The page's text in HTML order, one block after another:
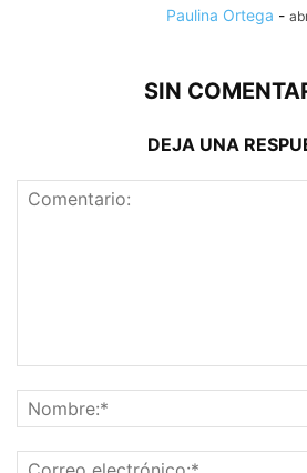
Paulina Ortega -
SIN
DEJA UNA